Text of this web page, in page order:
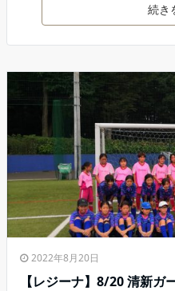
続き
2022年8月20日
【レジーナ】8/20 清新ガ